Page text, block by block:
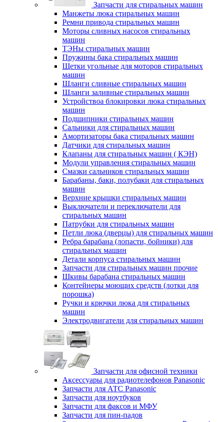
Запчасти для стиральных машин
Манжеты люка стиральных машин
Ремни привода стиральных машин
Моторы сливных насосов стиральных
машин
ТЭНы стиральных машин
Пружины бака стиральных машин
Щетки угольные для моторов стиральных
машин
Шланги сливные стиральных машин
Шланги заливные стиральных машин
Устройствоа блокировки люка стиральных
машин
Подшипники стиральных машин
Сальники для стиральных машин
Амортизаторы бака стиральных машин
Датчики для стиральных машин
Клапаны для стиральных машин ( КЭН)
Модули управления стиральных машин
Смазки сальников стиральных машин
Барабаны, баки, полубаки для стиральных
машин
Верхние крышки стиральных машин
Выключатели и переключатели для
стиральных машин
Патрубки для стиральных машин
Петли люка (дверцы) для стиральных машин
Ребра барабана (лопасти, бойники) для
стиральных машин
Детали корпуса стиральных машин
Запчасти для стиральных машин прочие
Шкивы барабана стиральных машин
Контейнеры моющих средств (лотки для
порошка)
Ручки и крючки люка для стиральных
машин
Электродвигатели для стиральных машин
Запчасти для офисной техники
Аксессуары для радиотелефонов Panasonic
Запчасти для АТС Panasonic
Запчасти для ноутбуков
Запчасти для факсов и МФУ
Запчасти для пин-падов